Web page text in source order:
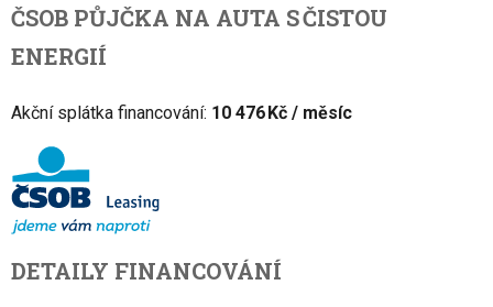
ČSOB PŮJČKA NA AUTA S ČISTOU
ENERGIÍ
Akční splátka financování: 10 476 Kč / měsíc
DETAILY FINANCOVÁNÍ